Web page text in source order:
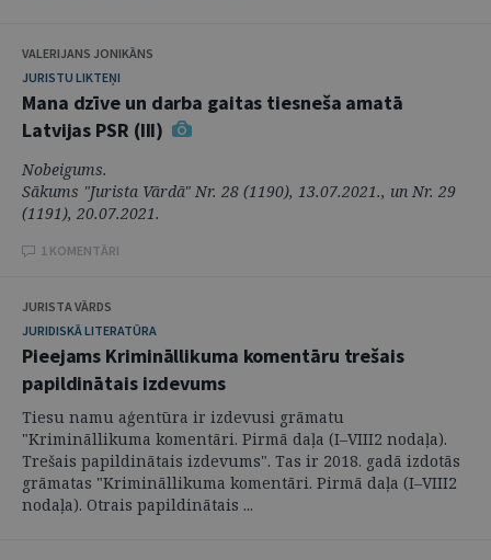
VALERIJANS JONIKĀNS
JURISTU LIKTEŅI
Mana dzīve un darba gaitas tiesneša amatā
Latvijas PSR (III)
Nobeigums.
Sākums "Jurista Vārdā" Nr. 28 (1190), 13.07.2021., un Nr. 29
(1191), 20.07.2021.
1 KOMENTĀRI
JURISTA VĀRDS
JURIDISKĀ LITERATŪRA
Pieejams Krimināllikuma komentāru trešais
papildinātais izdevums
Tiesu namu aģentūra ir izdevusi grāmatu
"Krimināllikuma komentāri. Pirmā daļa (I–VIII2 nodaļa).
Trešais papildinātais izdevums". Tas ir 2018. gadā izdotās
grāmatas "Krimināllikuma komentāri. Pirmā daļa (I–VIII2
nodaļa). Otrais papildinātais ...